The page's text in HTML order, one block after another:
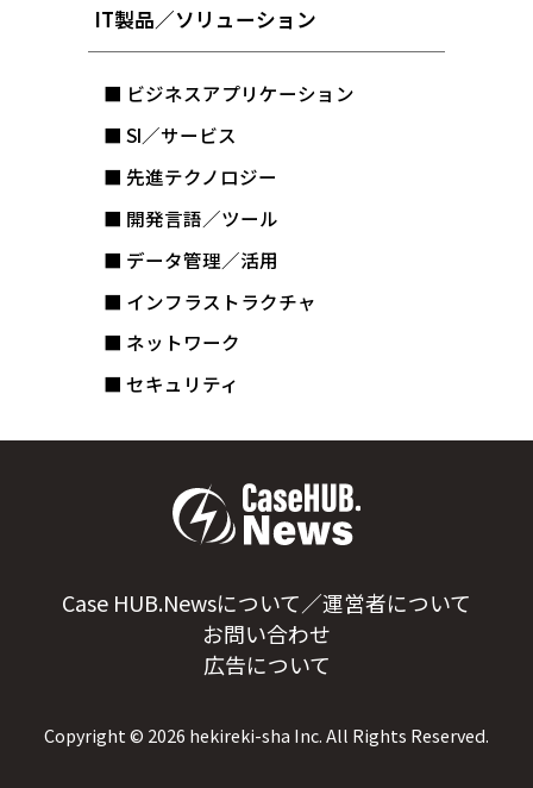
IT製品／ソリューション
■ ビジネスアプリケーション
■ SI／サービス
■ 先進テクノロジー
■ 開発言語／ツール
■ データ管理／活用
■ インフラストラクチャ
■ ネットワーク
■ セキュリティ
Case HUB.Newsについて／運営者について
お問い合わせ
広告について
Copyright © 2026 hekireki-sha Inc. All Rights Reserved.